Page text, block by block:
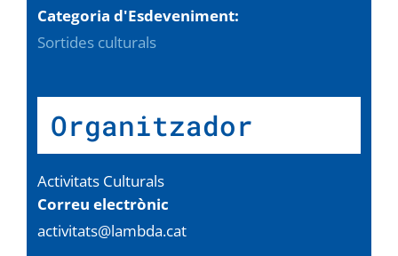
Categoria d'Esdeveniment:
Sortides culturals
Organitzador
Activitats Culturals
Correu electrònic
activitats@lambda.cat